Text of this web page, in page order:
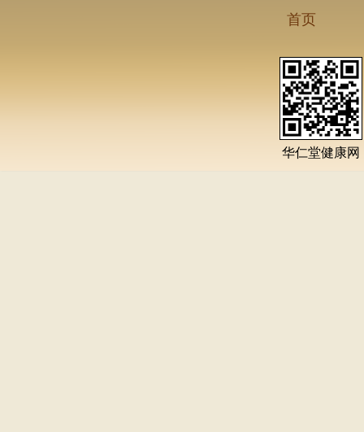
首页
华仁堂健康网